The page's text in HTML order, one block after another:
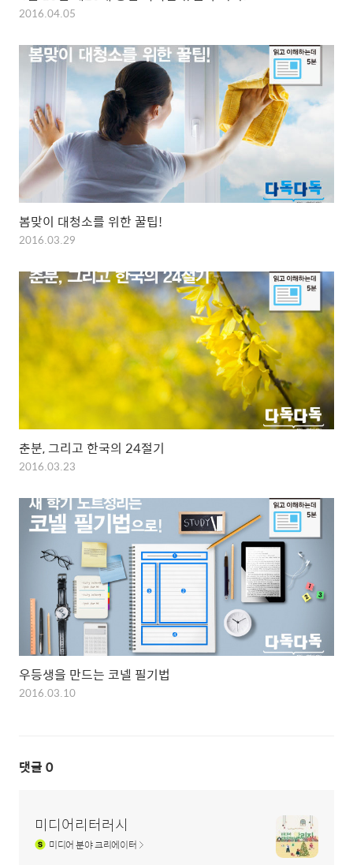
2016.04.05
봄맞이 대청소를 위한 꿀팁!
2016.03.29
춘분, 그리고 한국의 24절기
2016.03.23
우등생을 만드는 코넬 필기법
2016.03.10
댓글 0
미디어리터러시
미디어분야 크리에이터